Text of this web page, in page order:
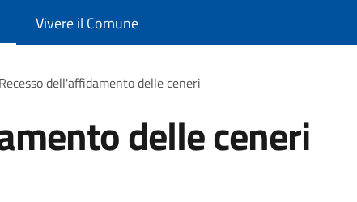
Vivere il Comune
Recesso dell'affidamento delle ceneri
delle ceneri